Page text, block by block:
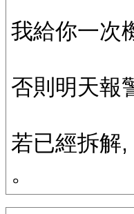
我給你一次
否則明天報
若已經拆解
。